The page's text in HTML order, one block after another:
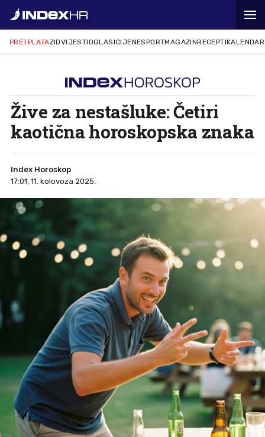
PRETPLATAZIDVIJESTIOGLASICIJENESPORTMAGAZINRECEPTIKALENDAR
Žive za nestašluke: Četiri
kaotična horoskopska znaka
Index Horoskop
17:01, 11. kolovoza 2025.